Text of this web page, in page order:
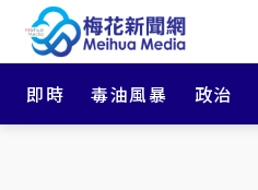
即時 毒油風暴 政治